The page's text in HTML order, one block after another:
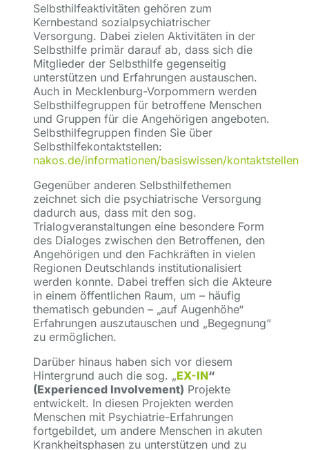
Selbsthilfeaktivitäten gehören zum
Kernbestand sozialpsychiatrischer
Versorgung. Dabei zielen Aktivitäten in der
Selbsthilfe primär darauf ab, dass sich die
Mitglieder der Selbsthilfe gegenseitig
unterstützen und Erfahrungen austauschen.
Auch in Mecklenburg-Vorpommern werden
Selbsthilfegruppen für betroffene Menschen
und Gruppen für die Angehörigen angeboten.
Selbsthilfegruppen finden Sie über
Selbsthilfekontaktstellen:
nakos.de/informationen/basiswissen/kontaktstellen
Gegenüber anderen Selbsthilfethemen
zeichnet sich die psychiatrische Versorgung
dadurch aus, dass mit den sog.
Trialogveranstaltungen eine besondere Form
des Dialoges zwischen den Betroffenen, den
Angehörigen und den Fachkräften in vielen
Regionen Deutschlands institutionalisiert
werden konnte. Dabei treffen sich die Akteure
in einem öffentlichen Raum, um – häufig
thematisch gebunden – „auf Augenhöhe“
Erfahrungen auszutauschen und „Begegnung“
zu ermöglichen.
Darüber hinaus haben sich vor diesem
Hintergrund auch die sog. „EX-IN“
(Experienced Involvement) Projekte
entwickelt. In diesen Projekten werden
Menschen mit Psychiatrie-Erfahrungen
fortgebildet, um andere Menschen in akuten
Krankheitsphasen zu unterstützen und zu